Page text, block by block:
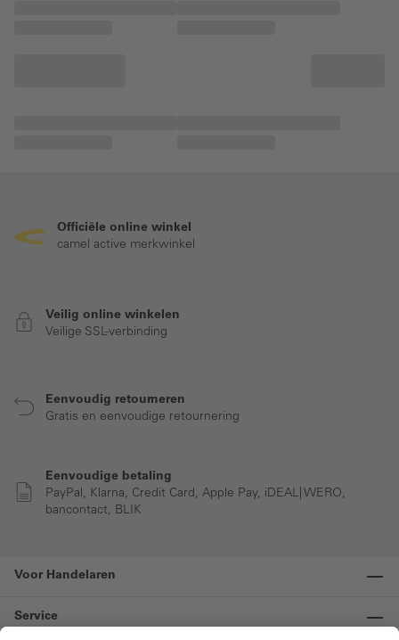
Officiële online winkel
camel active merkwinkel
Veilig online winkelen
Veilige SSL-verbinding
Eenvoudig retourneren
Gratis en eenvoudige retournering
Eenvoudige betaling
PayPal, Klarna, Credit Card, Apple Pay, iDEAL| WERO,
bancontact, BLIK
Voor Handelaren
Service